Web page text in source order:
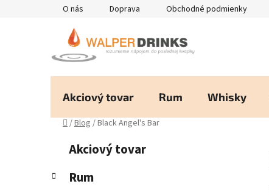
O nás Doprava Obchodné podmienky
Akciový tovar Rum Whisky
Domov
/Blog /Black Angel's Bar
č
Preskočiť
kategórie
e
Akciový tovar
Rum